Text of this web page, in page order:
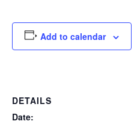
Add to calendar
DETAILS
Date: